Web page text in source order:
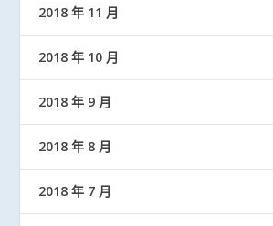
2018 年 11 月
2018 年 10 月
2018 年 9 月
2018 年 8 月
2018 年 7 月